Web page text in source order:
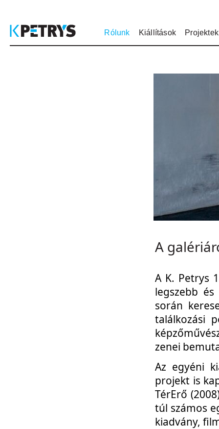
Rólunk Kiállítások Projektek
A
A K. Petrys
legszebb
során
találkozási
zenei
Az egyéni
projekt is
TérErő
túl számos
kiadvány,